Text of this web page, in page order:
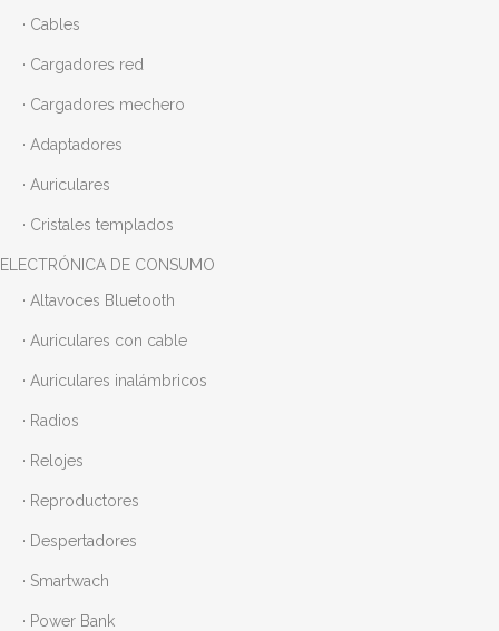
· Cables
· Cargadores red
· Cargadores mechero
· Adaptadores
· Auriculares
· Cristales templados
ELECTRÓNICA DE CONSUMO
· Altavoces Bluetooth
· Auriculares con cable
· Auriculares inalámbricos
· Radios
· Relojes
· Reproductores
· Despertadores
· Smartwach
· Power Bank